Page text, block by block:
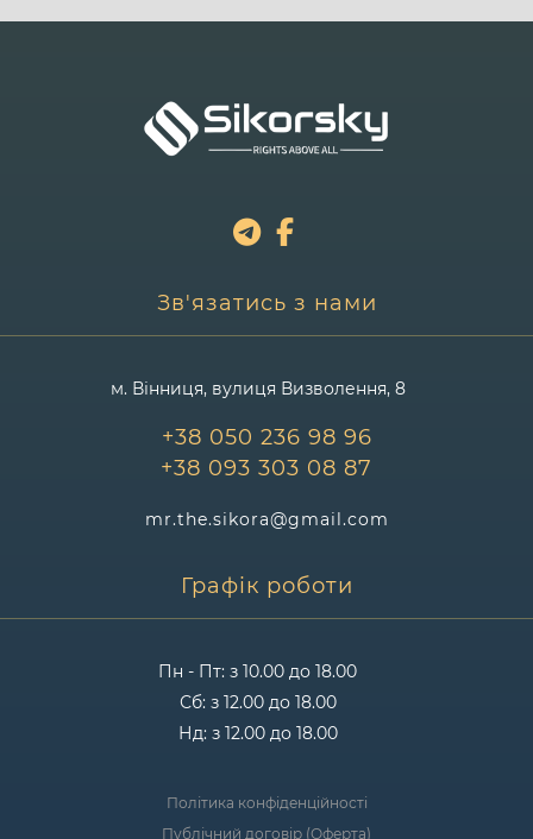
Зв'язатись з нами
м. Вінниця, вулиця Визволення, 8
+38 050 236 98 96
+38 093 303 08 87
mr.the.sikora@gmail.com
Графік роботи
Пн - Пт: з 10.00 до 18.00
Сб: з 12.00 до 18.00
Нд: з 12.00 до 18.00
Політика конфіденційності
Публічний договір (Оферта)